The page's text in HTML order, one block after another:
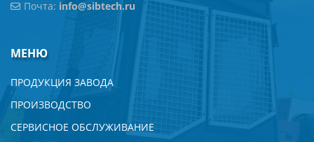
Удельная конструкционная масса, кг/кВт: 89,67
Средний срок службы базового шасси (при средней
годовой наработке 1000 маш/ч), не менее, мото/час
6000
Средний срок службы рабочего оборудования, не
менее, моточас 3000
Почта: info@sibtech.ru
МЕНЮ
ПРОДУКЦИЯ ЗАВОДА
ПРОИЗВОДСТВО
СЕРВИСНОЕ ОБСЛУЖИВАНИЕ